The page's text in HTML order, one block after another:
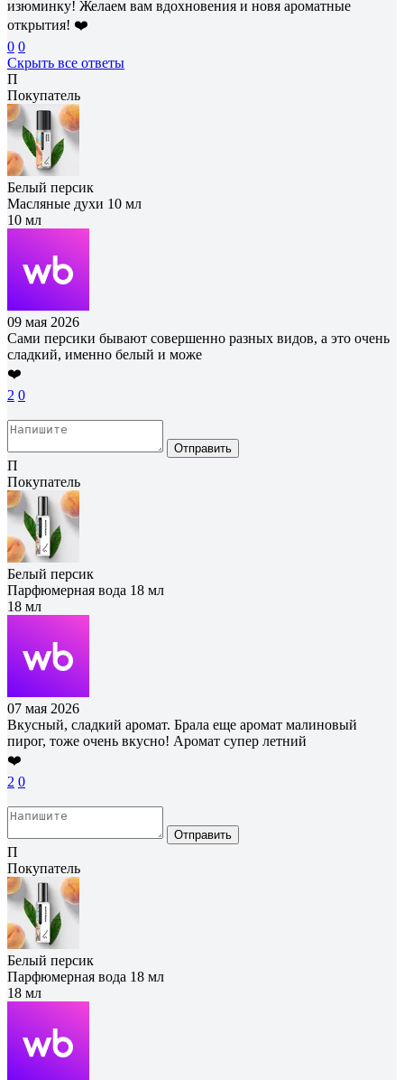
изюминку! Желаем вам вдохновения и новя ароматные
открытия! ❤️
0 0
Скрыть все ответы
П
Покупатель
Белый персик
Масляные духи 10 мл
10 мл
09 мая 2026
Сами персики бывают совершенно разных видов, а это очень
сладкий, именно белый и може
❤️
2 0
Отправить
П
Покупатель
Белый персик
Парфюмерная вода 18 мл
18 мл
07 мая 2026
Вкусный, сладкий аромат. Брала еще аромат малиновый
пирог, тоже очень вкусно! Аромат супер летний
❤️
2 0
Отправить
П
Покупатель
Белый персик
Парфюмерная вода 18 мл
18 мл